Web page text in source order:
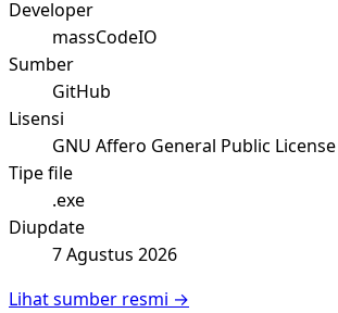
Developer
massCodeIO
Sumber
GitHub
Lisensi
GNU Affero General Public
Tipe file
.exe
Diupdate
7 Agustus 2026
Lihat sumber resmi →